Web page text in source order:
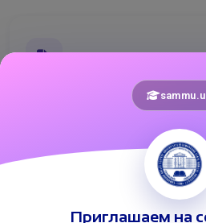
Электронный
Дистанционное обучение
Приглашаем на